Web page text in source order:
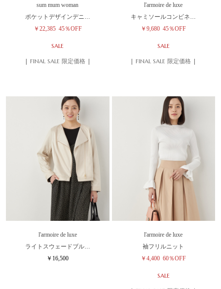
sum mum woman
ポケットデザインデニ…
￥22,385 45％OFF
SALE
| FINAL SALE 限定価格 |
l'armoire de luxe
キャミソールコンビネ…
￥9,680 45％OFF
SALE
| FINAL SALE 限定価格 |
l'armoire de luxe
ライトスウェードブル…
￥16,500
l'armoire de luxe
袖フリルニット
￥4,400 60％OFF
SALE